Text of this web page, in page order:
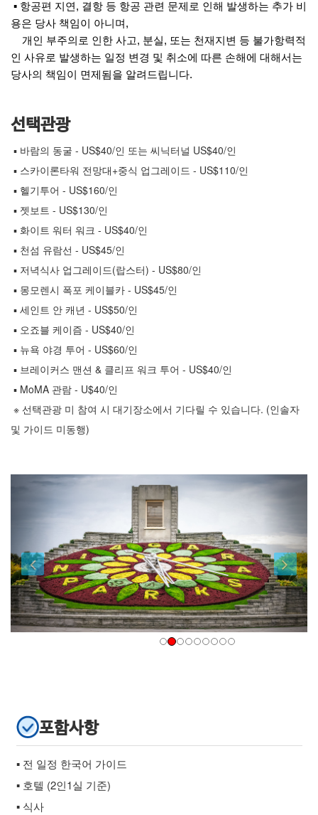
▪ 항공편 지연, 결항 등 항공 관련 문제로 인해 발생하는 추가 비
용은 당사 책임이 아니며,
개인 부주의로 인한 사고, 분실, 또는 천재지변 등 불가항력적
인 사유로 발생하는 일정 변경 및 취소에 따른 손해에 대해서는
당사의 책임이 면제됨을 알려드립니다.
선택관광
▪ 바람의 동굴 - US$40/인 또는 씨닉터널 US$40/인
▪ 스카이론타워 전망대+중식 업그레이드 - US$110/인
▪ 헬기투어 - US$160/인
▪ 젯보트 - US$130/인
▪ 화이트 워터 워크 - US$40/인
▪ 천섬 유람선 - US$45/인
▪ 저녁식사 업그레이드(랍스터) - US$80/인
▪ 몽모렌시 폭포 케이블카 - US$45/인
▪ 세인트 안 캐년 - US$50/인
▪ 오죠블 케이즘 - US$40/인
▪ 뉴욕 야경 투어 - US$60/인
▪ 브레이커스 맨션 & 클리프 워크 투어 - US$40/인
▪ MoMA 관람 - U$40/인
※ 선택관광 미 참여 시 대기장소에서 기다릴 수 있습니다. (인솔자
및 가이드 미동행)
포함사항
▪ 전 일정 한국어 가이드
▪ 호텔 (2인1실 기준)
▪ 식사